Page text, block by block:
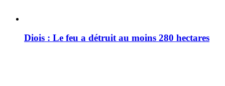
Diois : Le feu a détruit au moins 280 hectares